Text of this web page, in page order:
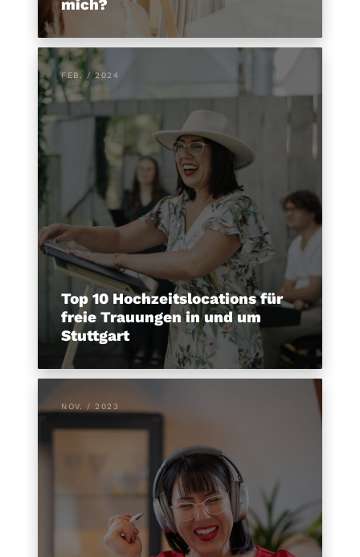
mich?
FEB. / 2024
Top 10 Hochzeitslocations für
freie Trauungen in und um
Stuttgart
NOV. / 2023